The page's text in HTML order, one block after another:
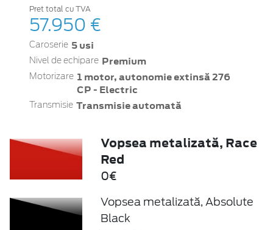
Pret total cu TVA
57.950 €
Caroserie 5 usi
Nivel de echipare Premium
Motorizare 1 motor, autonomie extinsă 276
CP - Electric
Transmisie Transmisie automată
Vopsea metalizată, Race
Red
0€
Vopsea metalizată, Absolute
Black